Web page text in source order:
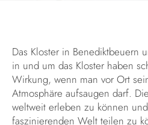
Das Kloster in Benediktbeuern
in und um das Kloster haben
Wirkung, wenn man vor Ort
Atmosphäre aufsaugen darf.
weltweit erleben zu können
faszinierenden Welt teilen zu